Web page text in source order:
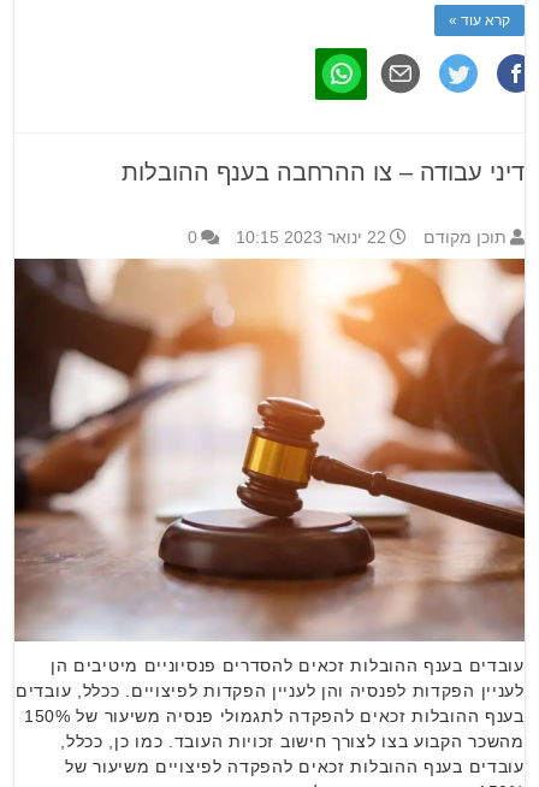
קרא עוד »
דיני עבודה – צו ההרחבה בענף ההובלות
תוכן מקודם 22 ינואר 2023 10:15 0
עובדים בענף ההובלות זכאים להסדרים פנסיוניים מיטיבים הן
לעניין הפקדות לפנסיה והן לעניין הפקדות לפיצויים. ככלל, עובדים
בענף ההובלות זכאים להפקדה לתגמולי פנסיה משיעור של 150%
מהשכר הקבוע בצו לצורך חישוב זכויות העובד. כמו כן, ככלל,
עובדים בענף ההובלות זכאים להפקדה לפיצויים משיעור של